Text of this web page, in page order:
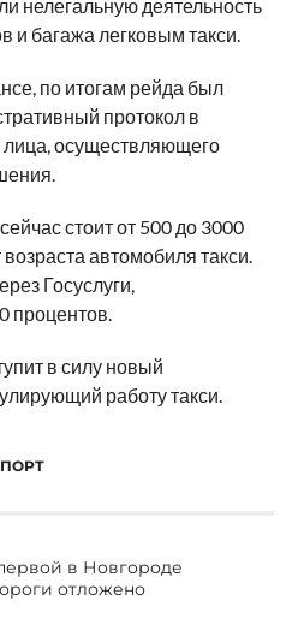
нелегальную деятельность
и багажа легковым такси.
по итогам рейда был
протокол в
осуществляющего
стоит от 500 до 3000
автомобиля такси.
Госуслуги,
процентов.
в силу новый
работу такси.
в Новгороде
отложено